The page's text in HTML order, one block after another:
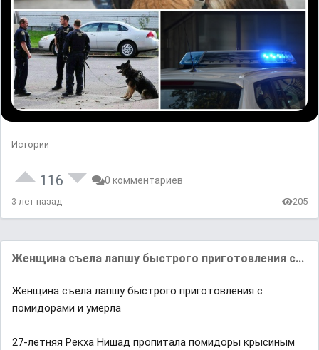
Истории
116 0 комментариев
3 лет назад 205
Женщина съела лапшу быстрого приготовления с...
Женщина съела лапшу быстрого приготовления с
помидорами и умерла
27-летняя Рекха Нишад пропитала помидоры крысиным